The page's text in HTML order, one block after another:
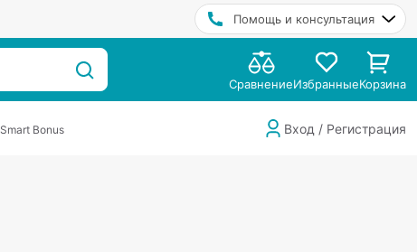
Помощь и консультация
СравнениеИзбранныеКорзина
Smart Bonus Вход / Регистрация